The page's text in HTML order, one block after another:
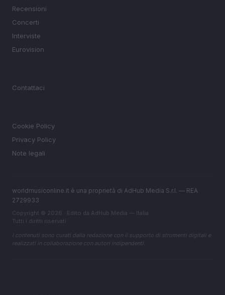
Recensioni
Concerti
Interviste
Eurovision
Contattaci
Cookie Policy
Privacy Policy
Note legali
worldmusiconline.it è una proprietà di AdHub Media S.r.l. — REA
2729933
Copyright © 2026 · Edito da AdHub Media — Italia
Tutti i diritti riservati
I contenuti sono curati dalla redazione con il supporto di strumenti digitali e
realizzati in collaborazione con autori indipendenti.